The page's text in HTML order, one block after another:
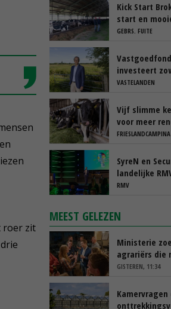
roer zit
Kick Start
start en
GEBRS. FUITE
investeert
in mensen
VASTELANDEN
Vijf slimme
voor meer
FRIESLANDCAMPINA
SyreN en
landelijke
Awards
RMV
MEEST GELEZEN
Ministerie
agrariërs die
denken
GISTEREN, 11:34
Kamervragen